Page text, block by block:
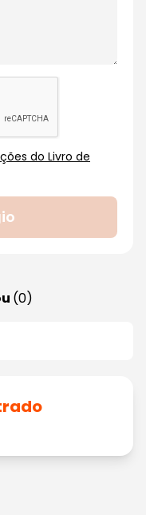
(0)
do Livro de